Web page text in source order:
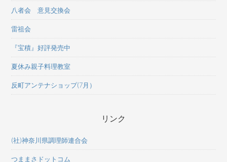
八者会 意見交換会
雷祖会
『宝積』好評発売中
夏休み親子料理教室
反町アンテナショップ(7月）
リンク
(社)神奈川県調理師連合会
つままさドットコム